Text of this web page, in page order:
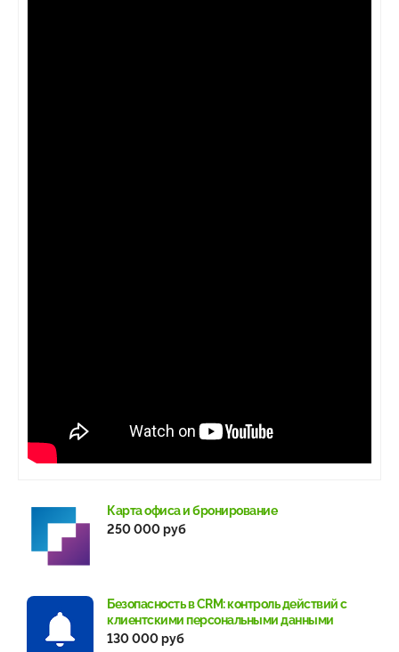
Карта офиса и бронирование
250 000 руб
Безопасность в CRM: контроль действий с
клиентскими персональными данными
130 000 руб